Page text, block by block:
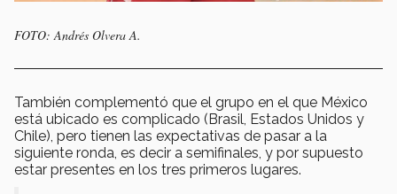
FOTO: Andrés Olvera A.
También complementó que el grupo en el que México
está ubicado es complicado (Brasil, Estados Unidos y
Chile), pero tienen las expectativas de pasar a la
siguiente ronda, es decir a semifinales, y por supuesto
estar presentes en los tres primeros lugares.